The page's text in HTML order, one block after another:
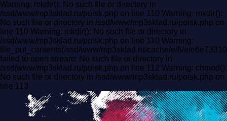
Warning: mkdir(): No such file or directory in
/ssd/www/mp3sklad.ru/poisk.php on line 110 Warning: mkdir():
No such file or directory in /ssd/www/mp3sklad.ru/poisk.php on
line 110 Warning: mkdir(): No such file or directory in
/ssd/www/mp3sklad.ru/poisk.php on line 110 Warning:
file_put_contents(/ssd/www/mp3sklad.ru/cache/e/6/e/
failed to open stream: No such file or directory in
/ssd/www/mp3sklad.ru/poisk.php on line 112 Warning: chmod():
No such file or directory in /ssd/www/mp3sklad.ru/poisk.php on
line 113